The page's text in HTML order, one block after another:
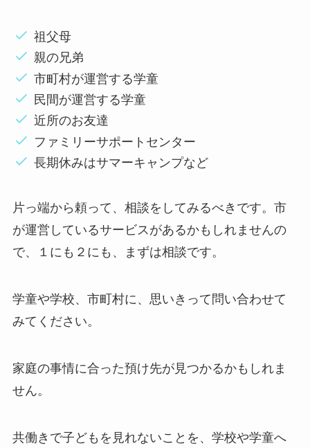
祖父母
親の兄弟
市町村が運営する学童
民間が運営する学童
近所のお友達
ファミリーサポートセンター
長期休みはサマーキャンプなど
片っ端から頼って、相談をしてみるべきです。市
が運営しているサービスがあるかもしれませんの
で、１にも２にも、まずは相談です。
学童や学校、市町村に、思いきって問い合わせて
みてください。
家庭の事情に合った預け先が見つかるかもしれま
せん。
共働きで子どもを見れないことを、学校や学童へ